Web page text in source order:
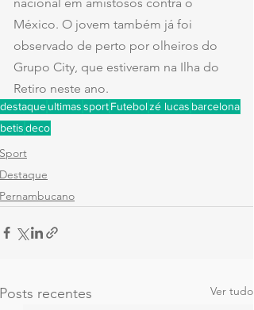
México. O jovem também já foi
observado de perto por olheiros do
Grupo City, que estiveram na Ilha do
Retiro neste ano.
destaqueultimassportFutebolzé lucas barcelona
betisdeco
Sport
Destaque
Pernambucano
Posts recentes Ver tudo